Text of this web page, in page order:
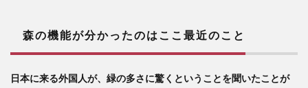
森の機能が分かったのはここ最近のこと
日本に来る外国人が、緑の多さに驚くということを聞いたことが